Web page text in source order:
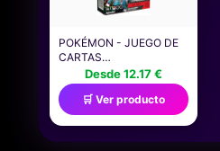
POKÉMON - JUEGO DE
CARTAS
COLECCIONABLES:
BARAJA DE COMBATE
HUNDEMON-EX
(BARAJA
INMEDIATAMENTE
JUGABLE CON 60
Desde 12.17 €
🛒 Ver producto